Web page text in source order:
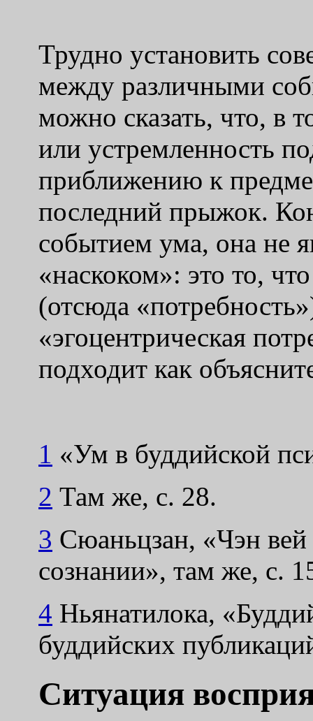
Трудно установить
между различными
можно сказать, что, в
или устремленность
приближению к
последний прыжок.
событием ума, она не
«наскоком»: это то,
(отсюда
«эгоцентрическая
подходит как
1 «Ум в буддийской
2 Там же, с. 28.
3 Сюаньцзан, «Чэн
сознании», там же, с.
4 Ньянатилока,
буддийских
Ситуация